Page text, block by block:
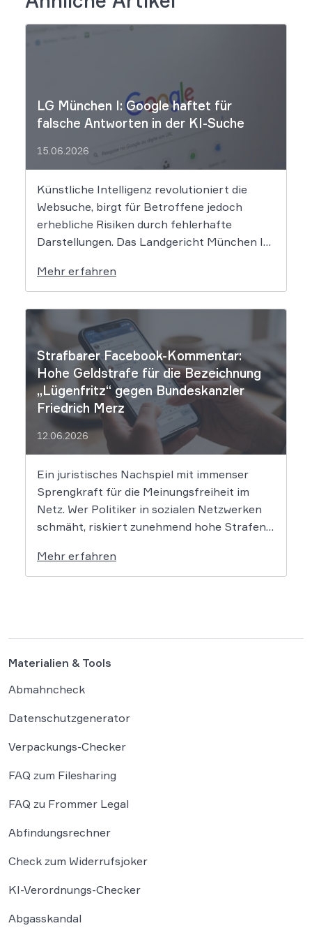
LG München I: Google haftet für
falsche Antworten in der KI-Suche
15.06.2026
Künstliche Intelligenz revolutioniert die
Websuche, birgt für Betroffene jedoch
erhebliche Risiken durch fehlerhafte
Darstellungen. Das Landgericht München I
rechtliche Grenzen. Werden durch die
automatisierten KI-Zusammenfassungen
falsche Tatsachen verbreitet, greift die
unmittelbare Haftung des
Suchmaschinenbetreibers. Das Landgericht
München I (LG München I) hat in […]
Mehr erfahren
Strafbarer Facebook-Kommentar:
Hohe Geldstrafe für die Bezeichnung
„Lügenfritz“ gegen Bundeskanzler
Friedrich Merz
12.06.2026
Ein juristisches Nachspiel mit immenser
Sprengkraft für die Meinungsfreiheit im
Netz. Wer Politiker in sozialen Netzwerken
schmäht, riskiert zunehmend hohe Strafen.
einen Facebook-Nutzer eine empfindliche
Geldstrafe verhängt, weil dieser den
Mehr erfahren
Materialien & Tools
Abmahncheck
Datenschutzgenerator
Verpackungs-Checker
FAQ zum Filesharing
FAQ zu Frommer Legal
Abfindungsrechner
Check zum Widerrufsjoker
KI-Verordnungs-Checker
Abgasskandal